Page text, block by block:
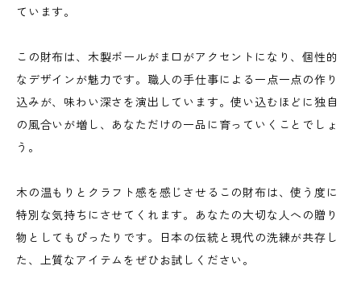
ています。
この財布は、木製ボールがま口がアクセントになり、個性的
なデザインが魅力です。職人の手仕事による一点一点の作り
込みが、味わい深さを演出しています。使い込むほどに独自
の風合いが増し、あなただけの一品に育っていくことでしょ
う。
木の温もりとクラフト感を感じさせるこの財布は、使う度に
特別な気持ちにさせてくれます。あなたの大切な人への贈り
物としてもぴったりです。日本の伝統と現代の洗練が共存し
た、上質なアイテムをぜひお試しください。